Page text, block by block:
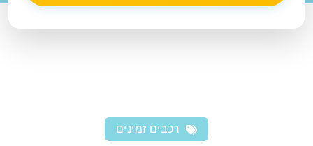
רכבים זמינים